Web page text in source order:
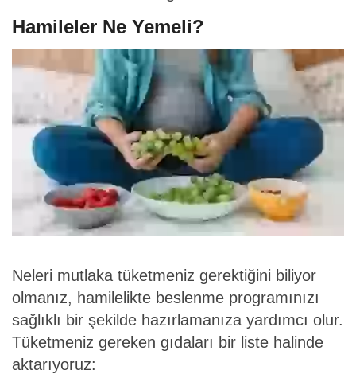
Hamileler Ne Yemeli?
Neleri mutlaka tüketmeniz gerektiğini biliyor
olmanız, hamilelikte beslenme programınızı
sağlıklı bir şekilde hazırlamanıza yardımcı olur.
Tüketmeniz gereken gıdaları bir liste halinde
aktarıyoruz: